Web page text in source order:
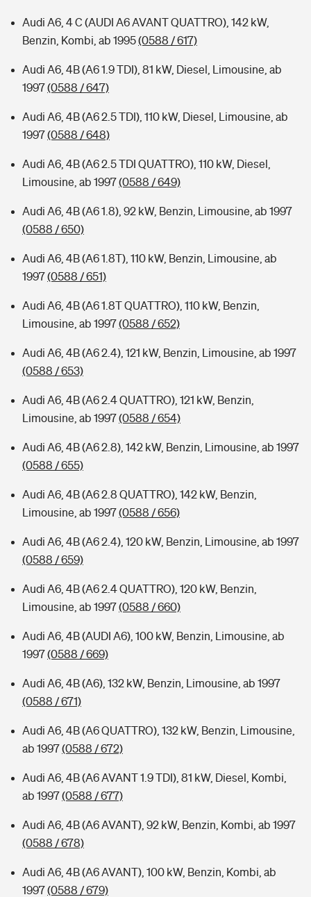
Audi A6, 4 C (AUDI A6 AVANT QUATTRO), 142 kW,
Benzin, Kombi, ab 1995(0588 / 617)
Audi A6, 4B (A6 1.9 TDI), 81 kW, Diesel, Limousine, ab
1997(0588 / 647)
Audi A6, 4B (A6 2.5 TDI), 110 kW, Diesel, Limousine, ab
1997(0588 / 648)
Audi A6, 4B (A6 2.5 TDI QUATTRO), 110 kW, Diesel,
Limousine, ab 1997(0588 / 649)
Audi A6, 4B (A6 1.8), 92 kW, Benzin, Limousine, ab 1997
(0588 / 650)
Audi A6, 4B (A6 1.8T), 110 kW, Benzin, Limousine, ab
1997(0588 / 651)
Audi A6, 4B (A6 1.8T QUATTRO), 110 kW, Benzin,
Limousine, ab 1997(0588 / 652)
Audi A6, 4B (A6 2.4), 121 kW, Benzin, Limousine, ab 1997
(0588 / 653)
Audi A6, 4B (A6 2.4 QUATTRO), 121 kW, Benzin,
Limousine, ab 1997(0588 / 654)
Audi A6, 4B (A6 2.8), 142 kW, Benzin, Limousine, ab 1997
(0588 / 655)
Audi A6, 4B (A6 2.8 QUATTRO), 142 kW, Benzin,
Limousine, ab 1997(0588 / 656)
Audi A6, 4B (A6 2.4), 120 kW, Benzin, Limousine, ab 1997
(0588 / 659)
Audi A6, 4B (A6 2.4 QUATTRO), 120 kW, Benzin,
Limousine, ab 1997(0588 / 660)
Audi A6, 4B (AUDI A6), 100 kW, Benzin, Limousine, ab
1997(0588 / 669)
Audi A6, 4B (A6), 132 kW, Benzin, Limousine, ab 1997
(0588 / 671)
Audi A6, 4B (A6 QUATTRO), 132 kW, Benzin, Limousine,
ab 1997(0588 / 672)
Audi A6, 4B (A6 AVANT 1.9 TDI), 81 kW, Diesel, Kombi,
ab 1997(0588 / 677)
Audi A6, 4B (A6 AVANT), 92 kW, Benzin, Kombi, ab 1997
(0588 / 678)
Audi A6, 4B (A6 AVANT), 100 kW, Benzin, Kombi, ab
1997(0588 / 679)